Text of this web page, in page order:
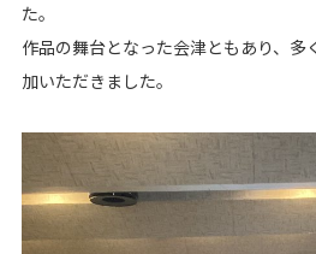
た。
作品の舞台となった会津ともあり、多
加いただきました。